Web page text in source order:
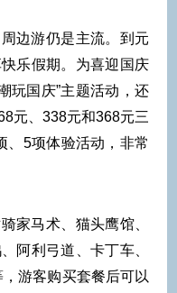
边游仍是主流。到元
乐假期。为喜迎国庆
玩国庆”主题活动，还
元、338元和368元三
、5项体验活动，非常
家马术、猫头鹰馆、
阿利弓道、卡丁车、
游客购买套餐后可以